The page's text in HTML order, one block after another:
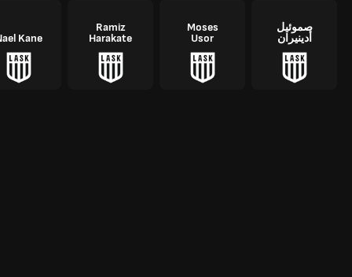
صموئيل
أدينيران
Moses
Usor
Ramiz
Harakate
Kane